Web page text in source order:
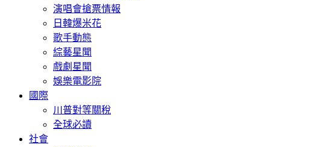
演唱會搶票情報
日韓爆米花
歌手動態
綜藝星聞
戲劇星聞
娛樂電影院
國際
川普對等關稅
全球必讀
社會